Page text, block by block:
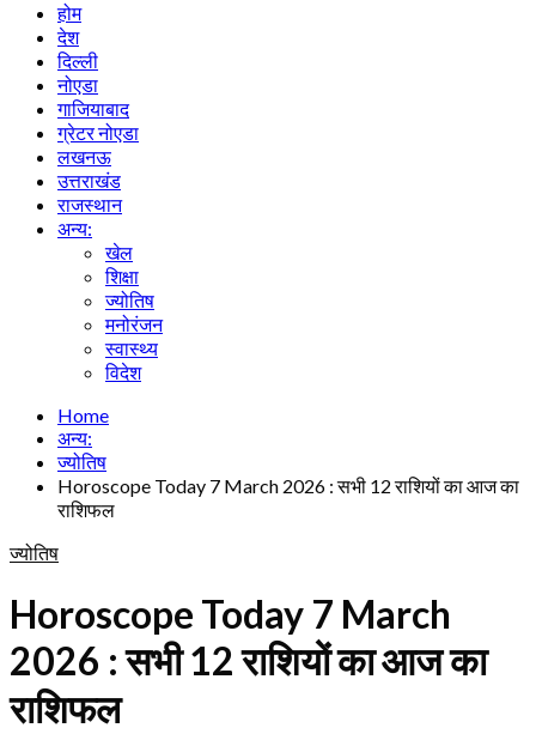
होम
देश
दिल्ली
नोएडा
गाजियाबाद
ग्रेटर नोएडा
लखनऊ
उत्तराखंड
राजस्थान
अन्य:
खेल
शिक्षा
ज्योतिष
मनोरंजन
स्वास्थ्य
विदेश
Home
अन्य:
ज्योतिष
Horoscope Today 7 March 2026 : सभी 12 राशियों का आज का
राशिफल
ज्योतिष
Horoscope Today 7 March
2026 : सभी 12 राशियों का आज का
राशिफल